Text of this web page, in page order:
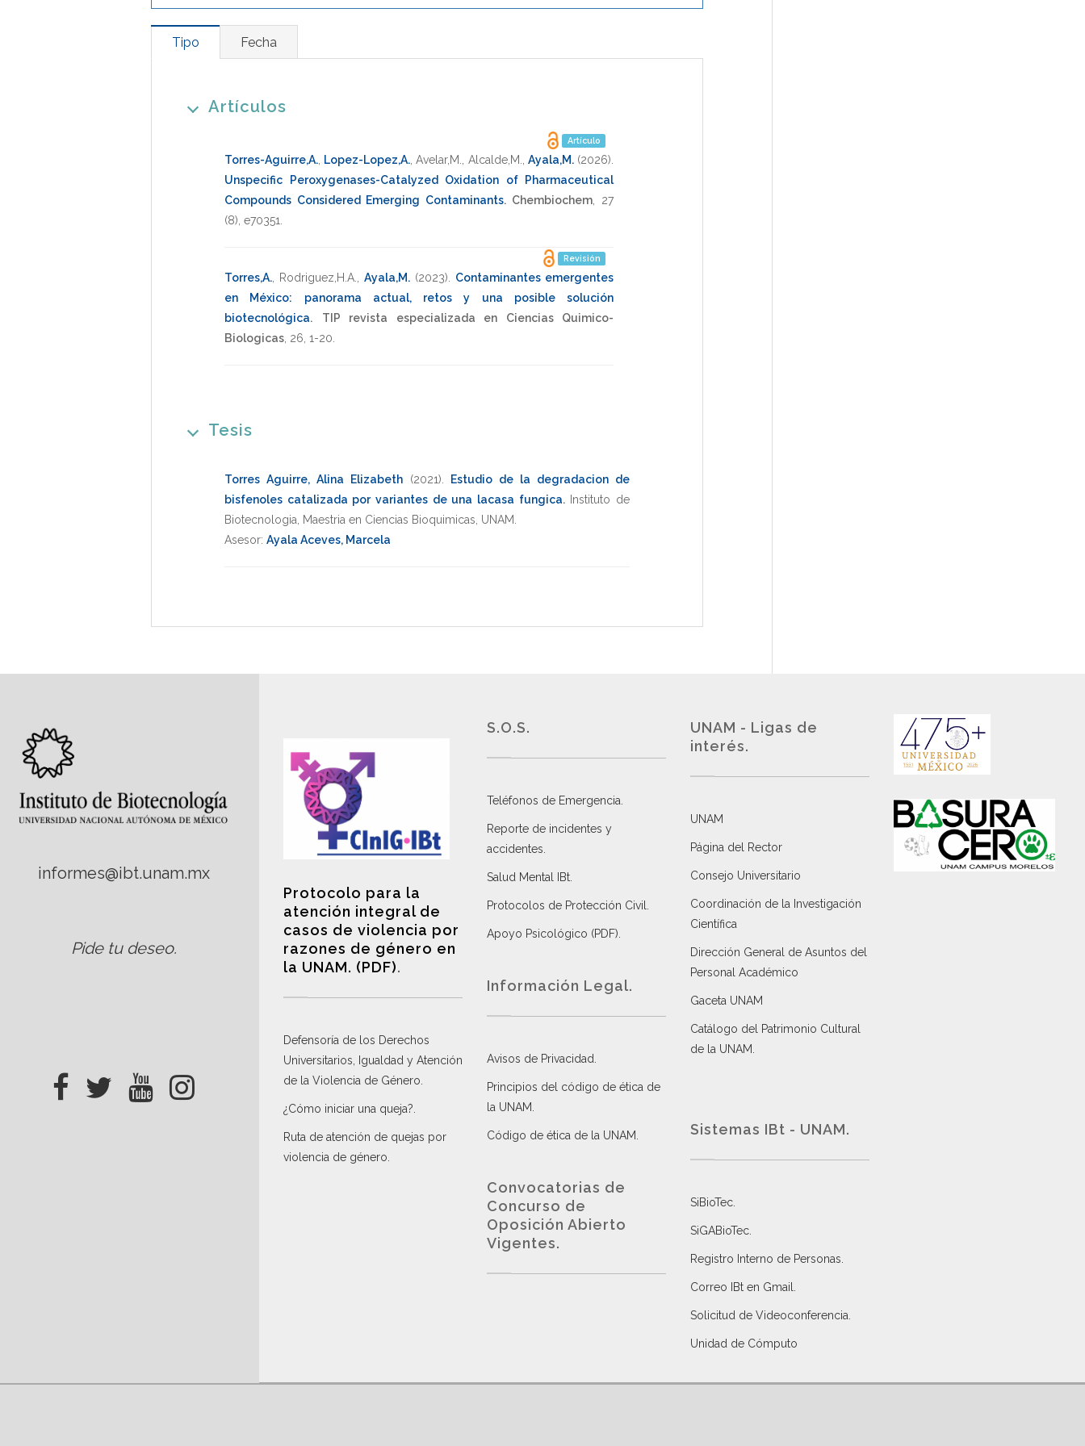
Tipo Fecha
Artículos
Artículo
Torres-Aguirre,A. Lopez-Lopez,A. ,Avelar,M. Alcalde,M. Ayala,M. (2026)
Unspecific Peroxygenases-Catalyzed Oxidation of Pharmaceutical
Compounds Considered Emerging Contaminants. Chembiochem
27
(8), e70351
Revisión
Torres,A. Rodriguez,H.A. Ayala,M. (2023)
Contaminantes emergentes
en México: panorama actual, retos y una posible solución
biotecnológica.
TIP revista especializada en Ciencias Quimico-
Biologicas 26 1-20
Tesis
Torres Aguirre, Alina Elizabeth (2021)
Estudio de la degradacion de
bisfenoles catalizada por variantes de una lacasa fungica.
Instituto de
Biotecnologia
Maestria en Ciencias Bioquimicas UNAM
Asesor: Ayala Aceves, Marcela
informes@ibt.unam.mx
Pide tu deseo.
Protocolo para la
atención integral de
casos de violencia por
razones de género en
la UNAM. (PDF).
Defensoría de los Derechos
Universitarios, Igualdad y Atención
de la Violencia de Género
¿Cómo iniciar una queja?
Ruta de atención de quejas por
violencia de género
S.O.S.
Teléfonos de Emergencia.
Reporte de incidentes y
accidentes
Salud Mental IBt
Protocolos de Protección Civil
Apoyo Psicológico (PDF)
Información Legal.
Avisos de Privacidad
Principios del código de ética de
la UNAM
Código de ética de la UNAM
Convocatorias de
Concurso de
Oposición Abierto
Vigentes.
UNAM - Ligas de
interés.
UNAM
Página del Rector
Consejo Universitario
Coordinación de la Investigación
Científica
Dirección General de Asuntos del
Personal Académico
Gaceta UNAM
Catálogo del Patrimonio Cultural
de la UNAM.
Sistemas IBt - UNAM.
SiBioTec
SiGABioTec.
Registro Interno de Personas
Correo IBt en Gmail
Solicitud de Videoconferencia.
Unidad de Cómputo